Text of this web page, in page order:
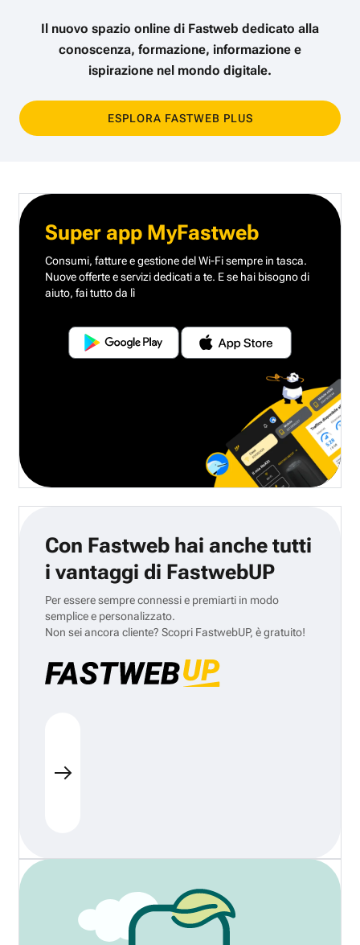
Il nuovo spazio online di Fastweb dedicato alla
conoscenza, formazione, informazione e
ispirazione nel mondo digitale.
ESPLORA FASTWEB PLUS
Super app MyFastweb
Consumi, fatture e gestione del Wi-Fi sempre in tasca.
Nuove offerte e servizi dedicati a te. E se hai bisogno di
aiuto, fai tutto da lì
Con Fastweb hai anche tutti
i vantaggi di FastwebUP
Per essere sempre connessi e premiarti in modo
semplice e personalizzato.
Non sei ancora cliente? Scopri FastwebUP, è gratuito!